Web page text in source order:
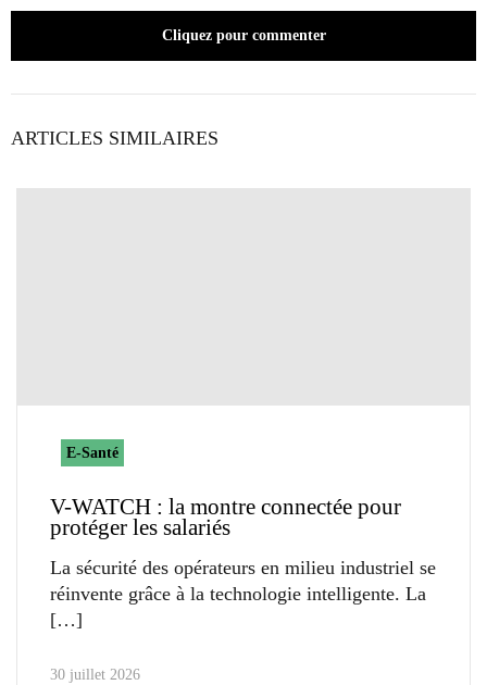
Cliquez pour commenter
ARTICLES SIMILAIRES
E-Santé
V-WATCH : la montre connectée pour
protéger les salariés
La sécurité des opérateurs en milieu industriel se
réinvente grâce à la technologie intelligente. La
30 juillet 2026